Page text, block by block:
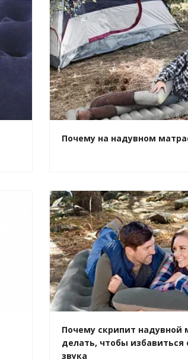
Почему на надувном
Почему скрипит надувной
делать, чтобы избавиться
звука